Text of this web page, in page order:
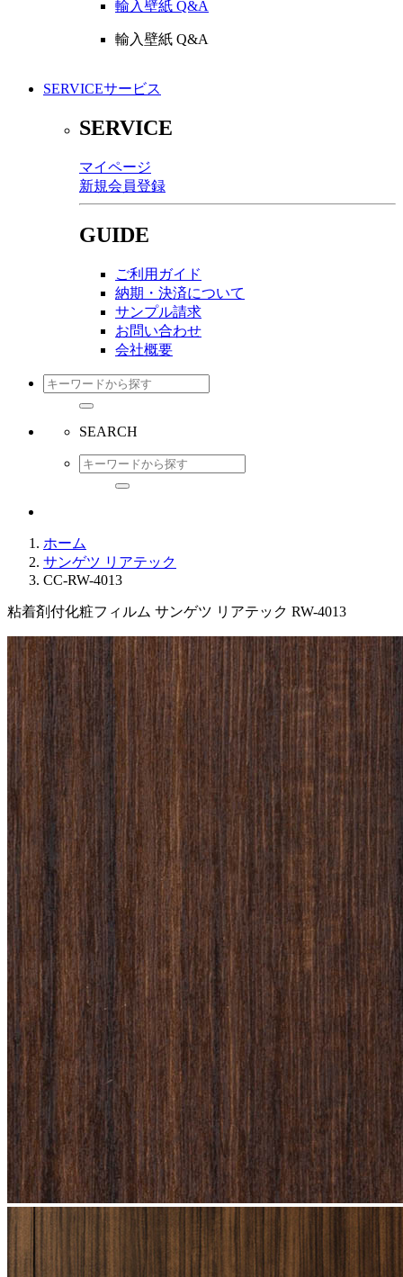
輸入壁紙 Q&A
輸入壁紙 Q&A
SERVICEサービス
SERVICE
マイページ
新規会員登録
GUIDE
ご利用ガイド
納期・決済について
サンプル請求
お問い合わせ
会社概要
SEARCH
ホーム
サンゲツ リアテック
CC-RW-4013
粘着剤付化粧フィルム サンゲツ リアテック RW-4013